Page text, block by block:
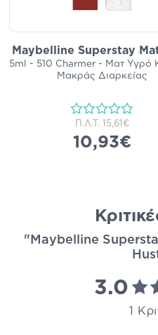
Maybelline Superstay
5ml - 510 Charmer - Ματ Υγρό
Μακράς Διαρκείας
Π.Λ.Τ. 15,61€
10,93€
"Maybelline
3.0
1